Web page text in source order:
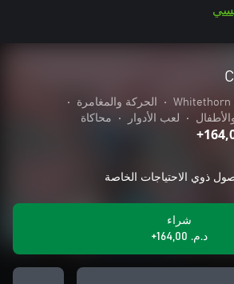
Whitethorn
• الحركة والمغامرة
•
والأطفال
• لعب الأدوار • محاكاة
شراء
د.م.‏ 164,00+